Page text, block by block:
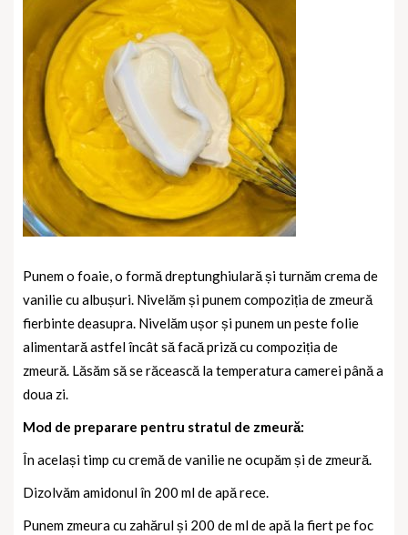
Punem o foaie, o formă dreptunghiulară și turnăm crema de
vanilie cu albușuri. Nivelăm și punem compoziția de zmeură
fierbinte deasupra. Nivelăm ușor și punem un peste folie
alimentară astfel încât să facă priză cu compoziția de
zmeură. Lăsăm să se răcească la temperatura camerei până a
doua zi.
Mod de preparare pentru stratul de zmeură:
În același timp cu cremă de vanilie ne ocupăm și de zmeură.
Dizolvăm amidonul în 200 ml de apă rece.
Punem zmeura cu zahărul și 200 de ml de apă la fiert pe foc